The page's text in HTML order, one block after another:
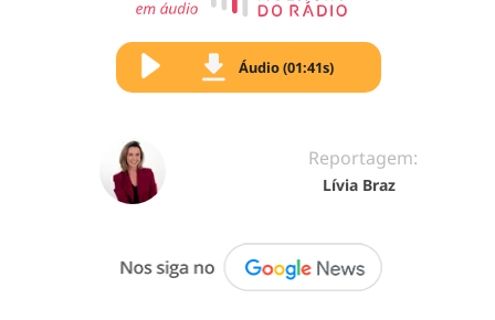
Áudio (01:41s)
Reportagem:
Lívia Braz